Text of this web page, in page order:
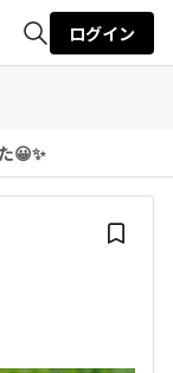
検索
ログイン
😀✨